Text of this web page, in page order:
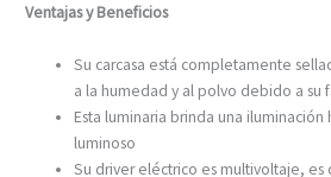
Ventajas y Beneficios
Su carcasa está completamente
a la humedad y al polvo debido a su
Esta luminaria brinda una
luminoso
Su driver eléctrico es multivoltaje, es